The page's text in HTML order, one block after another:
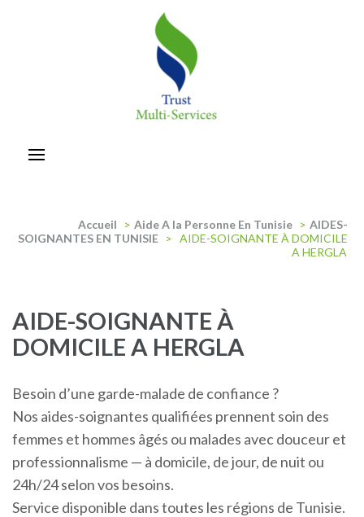
Accueil > Aide A la Personne En Tunisie > AIDES-
SOIGNANTES EN TUNISIE > AIDE-SOIGNANTE À DOMICILE
A HERGLA
AIDE-SOIGNANTE À
DOMICILE A HERGLA
Besoin d’une garde-malade de confiance ?
Nos aides-soignantes qualifiées prennent soin des
femmes et hommes âgés ou malades avec douceur et
professionnalisme — à domicile, de jour, de nuit ou
24h/24 selon vos besoins.
Service disponible dans toutes les régions de Tunisie.